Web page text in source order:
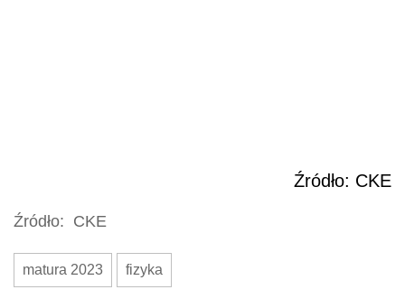
Źródło: CKE
Źródło: CKE
matura 2023 fizyka